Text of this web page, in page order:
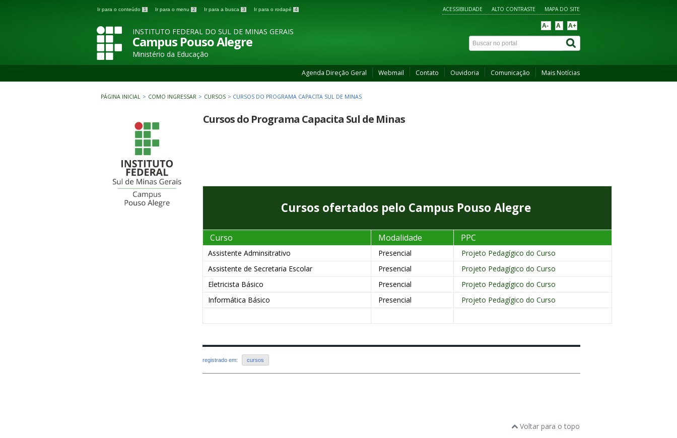
Ir para o conteúdo 1 Ir para o menu 2 Ir para a busca 3 Ir para o rodapé 4 ACESSIBILIDADE ALTO CONTRASTE MAPA DO SITE
INSTITUTO FEDERAL DO SUL DE MINAS GERAIS
Campus Pouso Alegre
Ministério da Educação
A- A A+
Agenda Direção Geral Webmail Contato Ouvidoria Comunicação Mais Notícias
PÁGINA INICIAL > COMO INGRESSAR > CURSOS > CURSOS DO PROGRAMA CAPACITA SUL DE MINAS
Cursos do Programa Capacita Sul de Minas
Cursos ofertados pelo Campus Pouso Alegre
Curso Modalidade PPC
Assistente Adminsitrativo Presencial
Projeto Pedagígico do Curso
Assistente de Secretaria Escolar
Presencial
Projeto Pedagígico do Curso
Eletricista Básico
Presencial
Projeto Pedagígico do Curso
Informática Básico
Presencial Projeto Pedagígico do Curso
registrado em: cursos
Voltar para o topo